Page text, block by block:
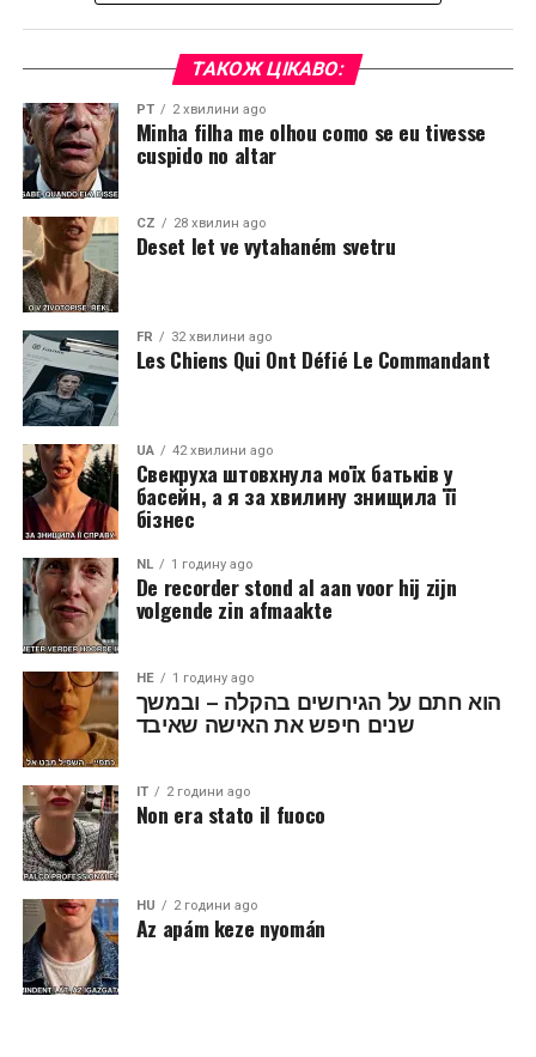
ТАКОЖ ЦІКАВО:
PT 2 хвилини ago
Minha filha me olhou como se eu tivesse
cuspido no altar
CZ 28 хвилин ago
Deset let ve vytahaném svetru
FR 32 хвилини ago
Les Chiens Qui Ont Défié Le Commandant
UA 42 хвилини ago
Свекруха штовхнула моїх батьків у
басейн, а я за хвилину знищила її
бізнес
NL 1 годину ago
De recorder stond al aan voor hij zijn
volgende zin afmaakte
HE 1 годину ago
הוא חתם על הגירושים בהקלה – ובמשך
שנים חיפש את האישה שאיבד
IT 2 години ago
Non era stato il fuoco
HU 2 години ago
Az apám keze nyomán